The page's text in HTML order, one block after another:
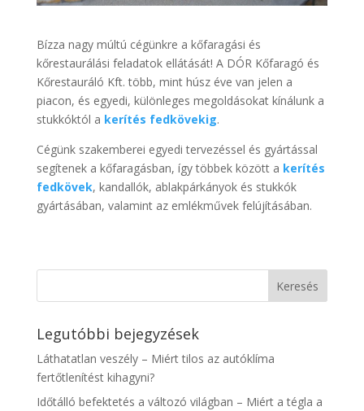
Bízza nagy múltú cégünkre a kőfaragási és
kőrestaurálási feladatok ellátását! A DÓR Kőfaragó és
Kőrestauráló Kft. több, mint húsz éve van jelen a
piacon, és egyedi, különleges megoldásokat kínálunk a
stukkóktól a kerítés fedkövekig.
Cégünk szakemberei egyedi tervezéssel és gyártással
segítenek a kőfaragásban, így többek között a kerítés
fedkövek, kandallók, ablakpárkányok és stukkók
gyártásában, valamint az emlékművek felújításában.
Legutóbbi bejegyzések
Láthatatlan veszély – Miért tilos az autóklíma
fertőtlenítést kihagyni?
Időtálló befektetés a változó világban – Miért a tégla a